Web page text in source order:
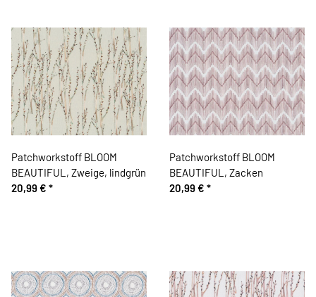
Patchworkstoff BLOOM
BEAUTIFUL, Zweige, lindgrün
20,99 € *
Patchworkstoff BLOOM
BEAUTIFUL, Zacken
20,99 € *